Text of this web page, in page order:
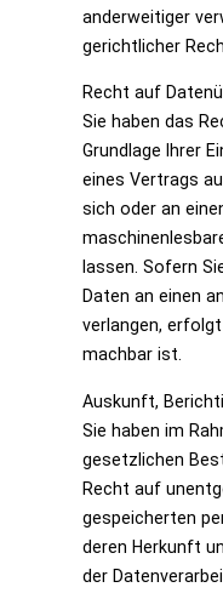
anderweitiger
gerichtlicher
Recht auf
Sie haben das
Grundlage Ihrer
eines Vertrags
sich oder an
lassen. Sofern
Daten an einen
verlangen,
machbar ist.
Auskunft,
Sie haben im
gesetzlichen
Recht auf
gespeicherten
deren Herkunft
der